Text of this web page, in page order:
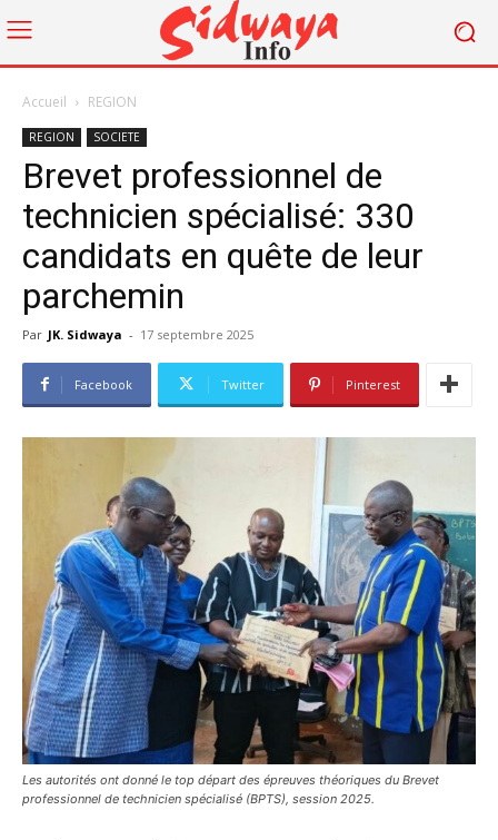
Accueil REGION
REGION SOCIETE
Brevet professionnel de
technicien spécialisé: 330
candidats en quête de leur
parchemin
Par JK. Sidwaya - 17 septembre 2025
Facebook Twitter Pinterest
Les autorités ont donné le top départ des épreuves théoriques du Brevet
professionnel de technicien spécialisé (BPTS), session 2025.